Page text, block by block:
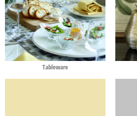
Tableware